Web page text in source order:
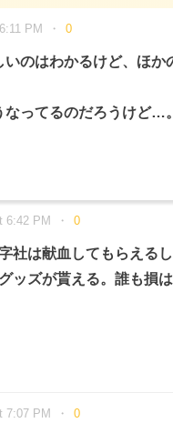
PM 0
のはわかるけど、ほか
ってるのだろうけど…。
6:42 PM 0
社は献血してもらえる
ッズが貰える。誰も損
7:07 PM 0